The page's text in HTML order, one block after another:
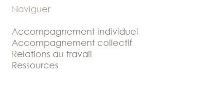
Naviguer
Accompagnement individuel
Accompagnement collectif
Relations au travail
Ressources